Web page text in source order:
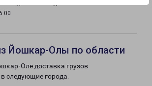
Йошкар-Олы по области
Оле доставка грузов
следующие города: